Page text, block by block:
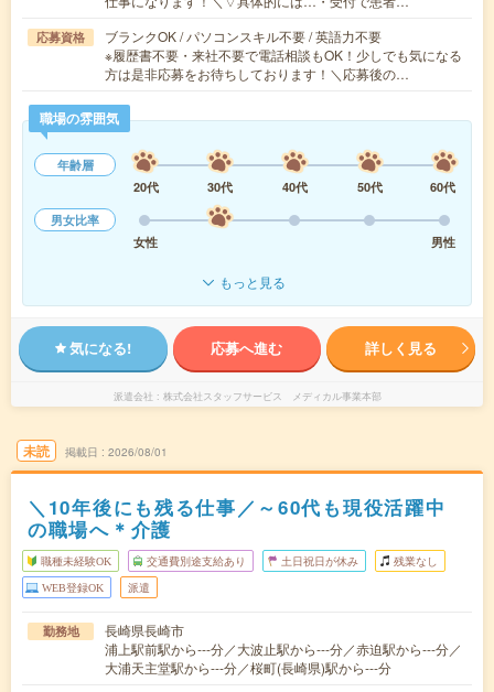
応募資格
ブランクOK / パソコンスキル不要 / 英語力不要
※履歴書不要・来社不要で電話相談もOK！少しでも気になる
方は是非応募をお待ちしております！＼応募後の…
職場の雰囲気
年齢層
20代
30代 40代 50代
60代
男女比率
女性
男性
もっと見る
気になる! 応募へ進む 詳しく見る
派遣会社 株式会社スタッフサービス メディカル事業本部
未読 掲載日 2026/08/01
＼10年後にも残る仕事／～60代も現役活躍中
の職場へ＊介護
職種未経験OK 交通費別途支給あり 土日祝日が休み 残業なし
WEB登録OK 派遣
勤務地
長崎県長崎市
浦上駅前駅から---分／大波止駅から---分／赤迫駅から---分／
大浦天主堂駅から---分／桜町(長崎県)駅から---分